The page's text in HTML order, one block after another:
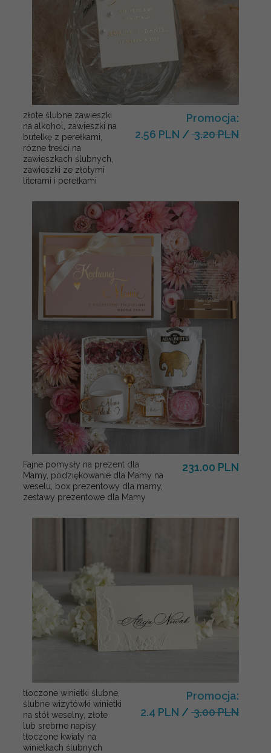
złote ślubne zawieszki
na alkohol, zawieszki na
butelkę z perełkami,
rózne treści na
zawieszkach ślubnych,
zawieszki ze złotymi
literami i perełkami
Promocja:
2.56 PLN / 3.20 PLN
Fajne pomysły na prezent dla
Mamy, podziękowanie dla Mamy na
weselu, box prezentowy dla mamy,
zestawy prezentowe dla Mamy
231.00 PLN
tłoczone winietki ślubne,
ślubne wizytówki winietki
na stół weselny, złote
lub srebrne napisy
tłoczone kwiaty na
winietkach ślubnych
Promocja:
2.4 PLN / 3.00 PLN